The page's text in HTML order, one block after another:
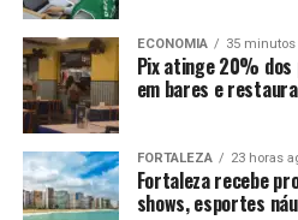
ECONOMIA 35 minutos
Pix atinge 20%
em bares e
FORTALEZA 23 horas
Fortaleza recebe
shows, esportes